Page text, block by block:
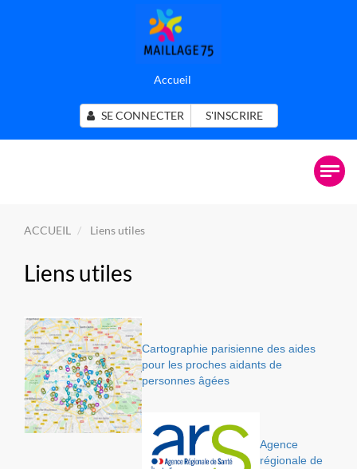
Accueil
SE CONNECTER S'INSCRIRE
ACCUEIL Liens utiles
Liens utiles
Cartographie parisienne des aides
pour les proches aidants de
personnes âgées
Agence
régionale de